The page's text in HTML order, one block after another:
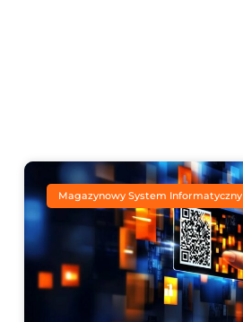
Magazynowy System Informatyczny